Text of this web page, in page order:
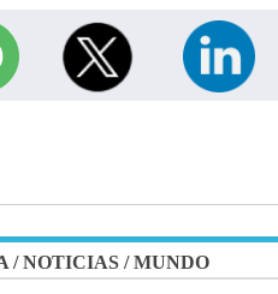
/NOTICIAS /MUNDO